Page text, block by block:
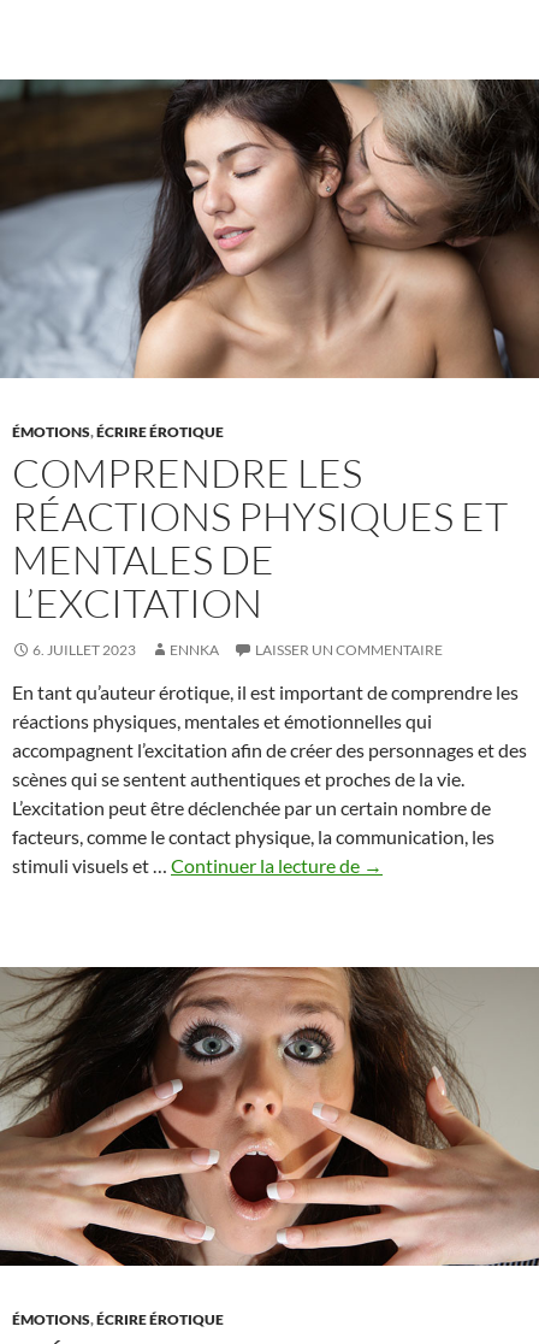
façon
magistrale
ÉMOTIONS,ÉCRIRE ÉROTIQUE
COMPRENDRE LES
RÉACTIONS PHYSIQUES ET
MENTALES DE
L’EXCITATION
6. JUILLET 2023 ENNKA LAISSER UN COMMENTAIRE
En tant qu’auteur érotique, il est important de comprendre les
réactions physiques, mentales et émotionnelles qui
accompagnent l’excitation afin de créer des personnages et des
scènes qui se sentent authentiques et proches de la vie.
L’excitation peut être déclenchée par un certain nombre de
facteurs, comme le contact physique, la communication, les
stimuli visuels et … Continuer la lecture de Comprendre
et
mentales
de
l’excitation
→
ÉMOTIONS,ÉCRIRE ÉROTIQUE